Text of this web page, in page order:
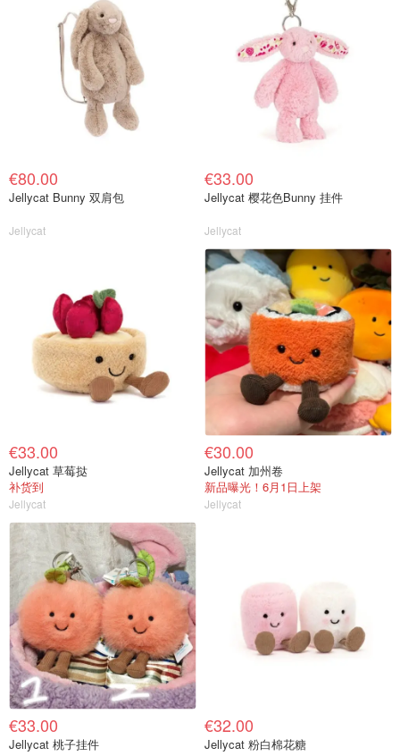
€80.00
Jellycat Bunny 双肩包
Jellycat
€33.00
Jellycat 樱花色Bunny 挂件
Jellycat
€33.00
Jellycat 草莓挞
补货到
Jellycat
€30.00
Jellycat 加州卷
新品曝光！6月1日上架
Jellycat
€33.00
Jellycat 桃子挂件
€32.00
Jellycat 粉白棉花糖